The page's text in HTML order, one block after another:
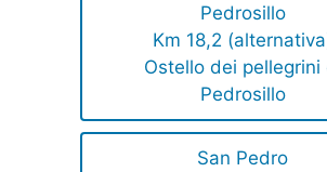
Pedrosillo
Km 18,2
Ostello dei pellegrini
Pedrosillo
San Pedro